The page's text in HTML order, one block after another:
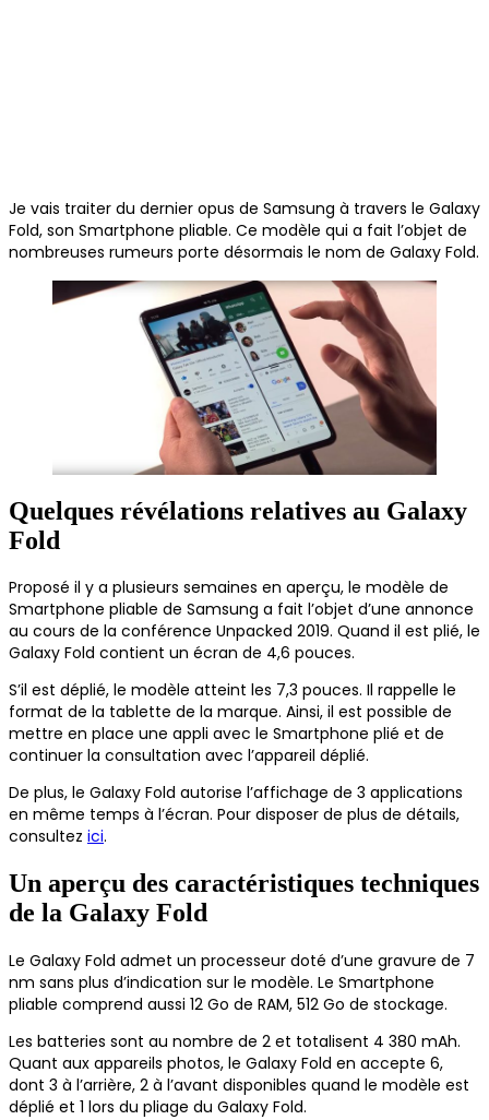
Je vais traiter du dernier opus de Samsung à travers le Galaxy
Fold, son Smartphone pliable. Ce modèle qui a fait l’objet de
nombreuses rumeurs porte désormais le nom de Galaxy Fold.
Quelques révélations relatives au Galaxy
Fold
Proposé il y a plusieurs semaines en aperçu, le modèle de
Smartphone pliable de Samsung a fait l’objet d’une annonce
au cours de la conférence Unpacked 2019. Quand il est plié, le
Galaxy Fold contient un écran de 4,6 pouces.
S’il est déplié, le modèle atteint les 7,3 pouces. Il rappelle le
format de la tablette de la marque. Ainsi, il est possible de
mettre en place une appli avec le Smartphone plié et de
continuer la consultation avec l’appareil déplié.
De plus, le Galaxy Fold autorise l’affichage de 3 applications
en même temps à l’écran. Pour disposer de plus de détails,
consultez ici.
Un aperçu des caractéristiques techniques
de la Galaxy Fold
Le Galaxy Fold admet un processeur doté d’une gravure de 7
nm sans plus d’indication sur le modèle. Le Smartphone
pliable comprend aussi 12 Go de RAM, 512 Go de stockage.
Les batteries sont au nombre de 2 et totalisent 4 380 mAh.
Quant aux appareils photos, le Galaxy Fold en accepte 6,
dont 3 à l’arrière, 2 à l’avant disponibles quand le modèle est
déplié et 1 lors du pliage du Galaxy Fold.